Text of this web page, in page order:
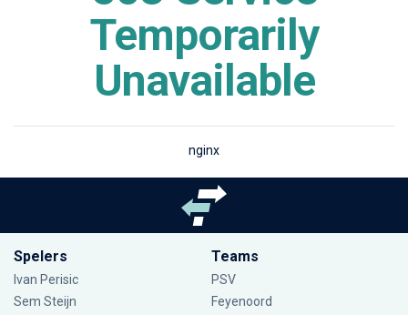
Temporarily
Unavailable
nginx
Spelers
Ivan Perisic
Sem Steijn
Teams
PSV
Feyenoord